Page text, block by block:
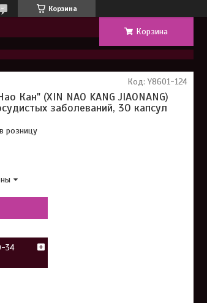
Корзина
Корзина
Кан" (XIN NAO KANG JIAONANG)
заболеваний, 30 капсул
розницу
Код: Y8601-124
34